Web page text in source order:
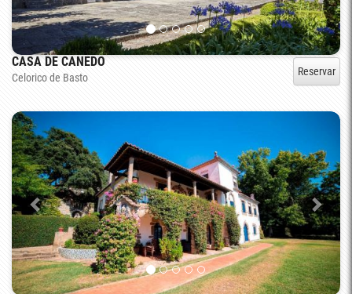
CASA DE CANEDO
Celorico de Basto Reservar